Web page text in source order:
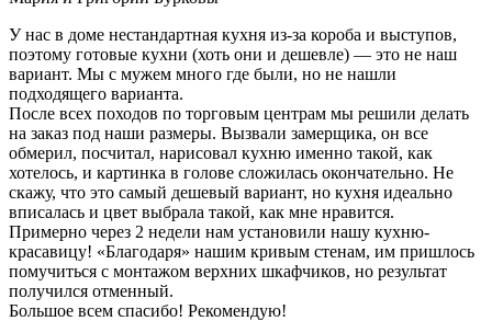
У нас в доме нестандартная кухня из-за короба и выступов,
поэтому готовые кухни (хоть они и дешевле) — это не наш
вариант. Мы с мужем много где были, но не нашли
подходящего варианта.
После всех походов по торговым центрам мы решили делать
на заказ под наши размеры. Вызвали замерщика, он все
обмерил, посчитал, нарисовал кухню именно такой, как
хотелось, и картинка в голове сложилась окончательно. Не
скажу, что это самый дешевый вариант, но кухня идеально
вписалась и цвет выбрала такой, как мне нравится.
Примерно через 2 недели нам установили нашу кухню-
красавицу! «Благодаря» нашим кривым стенам, им пришлось
помучиться с монтажом верхних шкафчиков, но результат
получился отменный.
Большое всем спасибо! Рекомендую!